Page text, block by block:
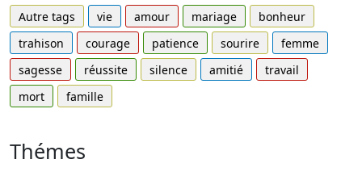
Autre tags vie amour mariage
bonheur
trahison
courage patience sourire
femme
sagesse
réussite silence amitié
travail
mort
famille
Thémes